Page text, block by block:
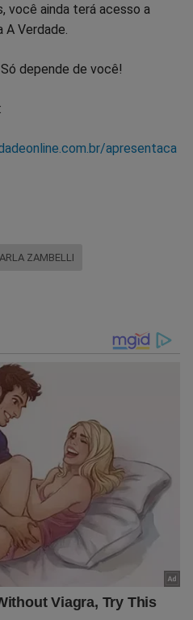
você ainda terá acesso a
Verdade.
depende de você!
apresentaca
ZAMBELLI